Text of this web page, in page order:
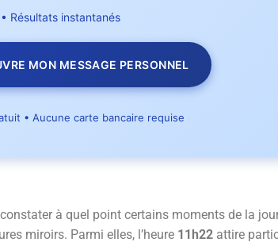
Résultats instantanés
MON MESSAGE PERSONNEL
• Aucune carte bancaire requise
constater à quel point certains moments de la
miroirs. Parmi elles, l’heure 11h22 attire